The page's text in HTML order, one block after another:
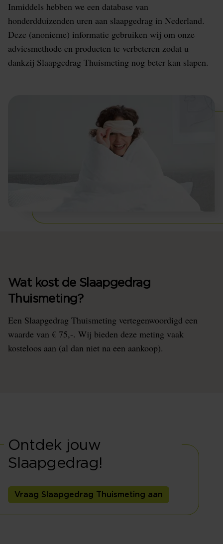
Inmiddels hebben we een database van
honderdduizenden uren aan slaapgedrag in Nederland.
Deze (anonieme) informatie gebruiken wij om onze
adviesmethode en producten te verbeteren zodat u
dankzij Slaapgedrag Thuismeting nog beter kan slapen.
Wat kost de Slaapgedrag
Thuismeting?
Een Slaapgedrag Thuismeting vertegenwoordigd een
waarde van € 75,-. Wij bieden deze meting vaak
kosteloos aan (al dan niet na een aankoop).
Ontdek jouw
Slaapgedrag!
Vraag Slaapgedrag Thuismeting aan